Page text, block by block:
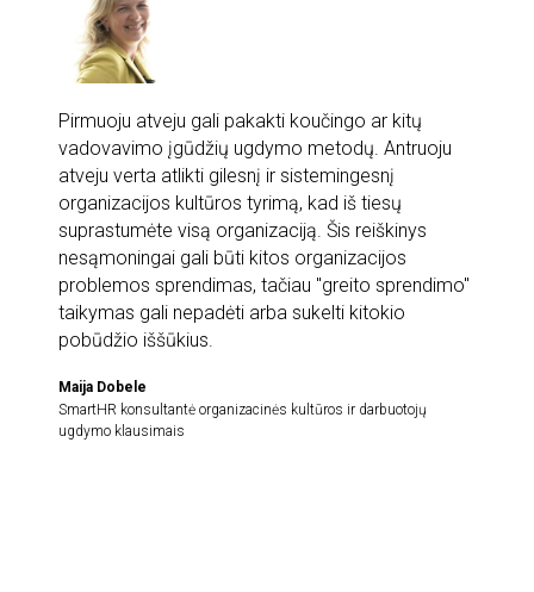
Pirmuoju atveju gali pakakti koučingo ar kitų
vadovavimo įgūdžių ugdymo metodų. Antruoju
atveju verta atlikti gilesnį ir sistemingesnį
organizacijos kultūros tyrimą, kad iš tiesų
suprastumėte visą organizaciją. Šis reiškinys
nesąmoningai gali būti kitos organizacijos
problemos sprendimas, tačiau "greito sprendimo"
taikymas gali nepadėti arba sukelti kitokio
pobūdžio iššūkius.
Maija Dobele
SmartHR konsultantė organizacinės kultūros ir darbuotojų
ugdymo klausimais